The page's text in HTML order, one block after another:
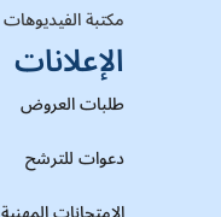
مكتبة الفيديوهات
الإعلانات
طلبات العروض
دعوات للترشح